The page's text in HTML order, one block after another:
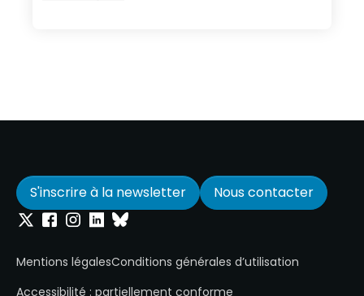
S'inscrire à la newsletter Nous contacter
Onepoint sur Twitter
Onepoint sur Facebook
Onepoint sur Instagram
Onepoint sur Linkedin
Onepoint sur Bluesky
Mentions légalesConditions générales d’utilisation
Accessibilité : partiellement conforme